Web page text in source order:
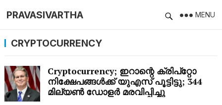
PRAVASIVARTHA MENU
CRYPTOCURRENCY
Cryptocurrency; ഇറാന്റെ ക്രിപ്‌റ്റോ
നിക്ഷേപങ്ങൾക്ക് യുഎസ് പൂട്ടിട്ടു; 344
മില്യൺ ഡോളർ മരവിപ്പിച്ചു